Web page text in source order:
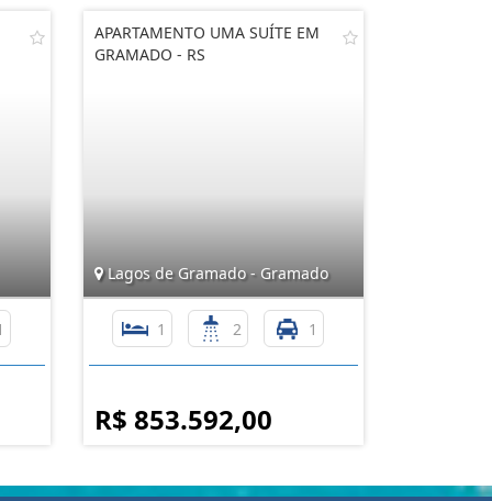
APARTAMENTO UMA SUÍTE EM
GRAMADO - RS
Lagos de Gramado - Gramado
1 2 1
R$ 853.592,00